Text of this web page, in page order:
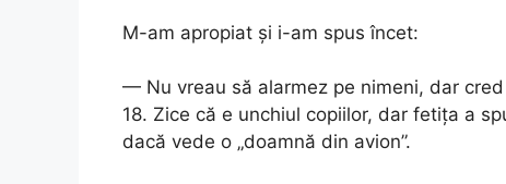
M-am apropiat și i-am spus încet:
— Nu vreau să alarmez pe nimeni, dar
18. Zice că e unchiul copiilor, dar fetița a
dacă vede o „doamnă din avion”.